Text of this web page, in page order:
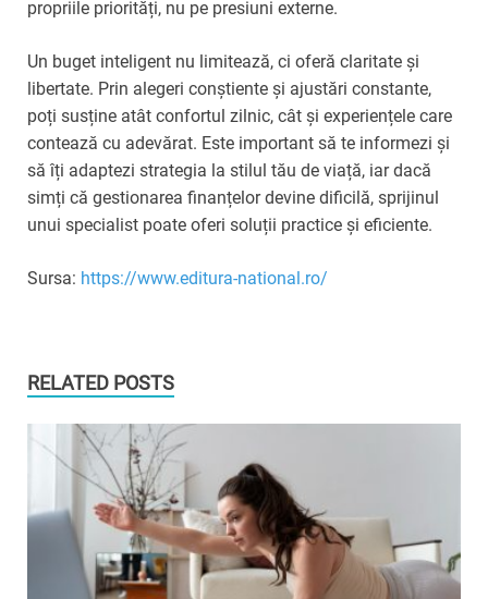
propriile priorități, nu pe presiuni externe.
Un buget inteligent nu limitează, ci oferă claritate și
libertate. Prin alegeri conștiente și ajustări constante,
poți susține atât confortul zilnic, cât și experiențele care
contează cu adevărat. Este important să te informezi și
să îți adaptezi strategia la stilul tău de viață, iar dacă
simți că gestionarea finanțelor devine dificilă, sprijinul
unui specialist poate oferi soluții practice și eficiente.
Sursa: https://www.editura-national.ro/
RELATED POSTS